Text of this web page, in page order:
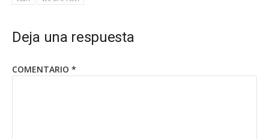
Deja una respuesta
COMENTARIO *